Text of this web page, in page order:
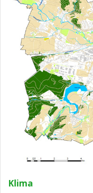
Klima